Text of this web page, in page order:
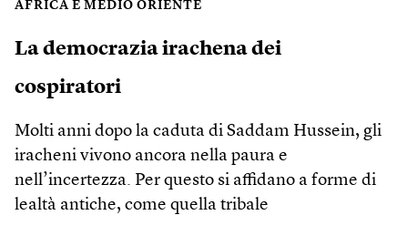
AFRICA E MEDIO ORIENTE
La democrazia irachena dei
cospiratori
Molti anni dopo la caduta di Saddam Hussein, gli
iracheni vivono ancora nella paura e
nell’incertezza. Per questo si affidano a forme di
lealtà antiche, come quella tribale